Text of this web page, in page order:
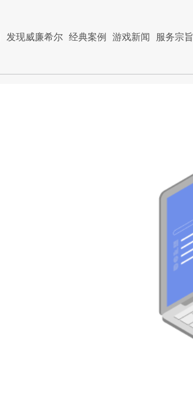
发现威廉希尔 经典案例 游戏新闻 服务宗旨